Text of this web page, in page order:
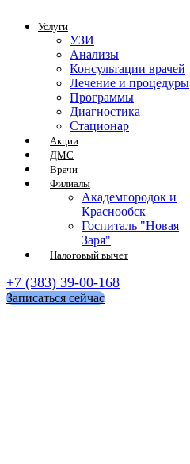
Услуги
УЗИ
Анализы
Консультации врачей
Лечение и процедуры
Программы
Диагностика
Стационар
Акции
ДМС
Врачи
Филиалы
Академгородок и
Краснообск
Госпиталь "Новая
Заря"
Налоговый вычет
+7 (383) 39-00-168
Записаться сейчас